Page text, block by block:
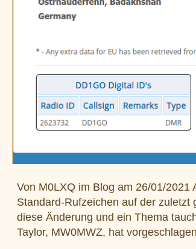
Von M0LXQ im Blog am 26/01/
Standard-Rufzeichen auf der
diese Änderung und ein Thema
Taylor, MW0MWZ, hat